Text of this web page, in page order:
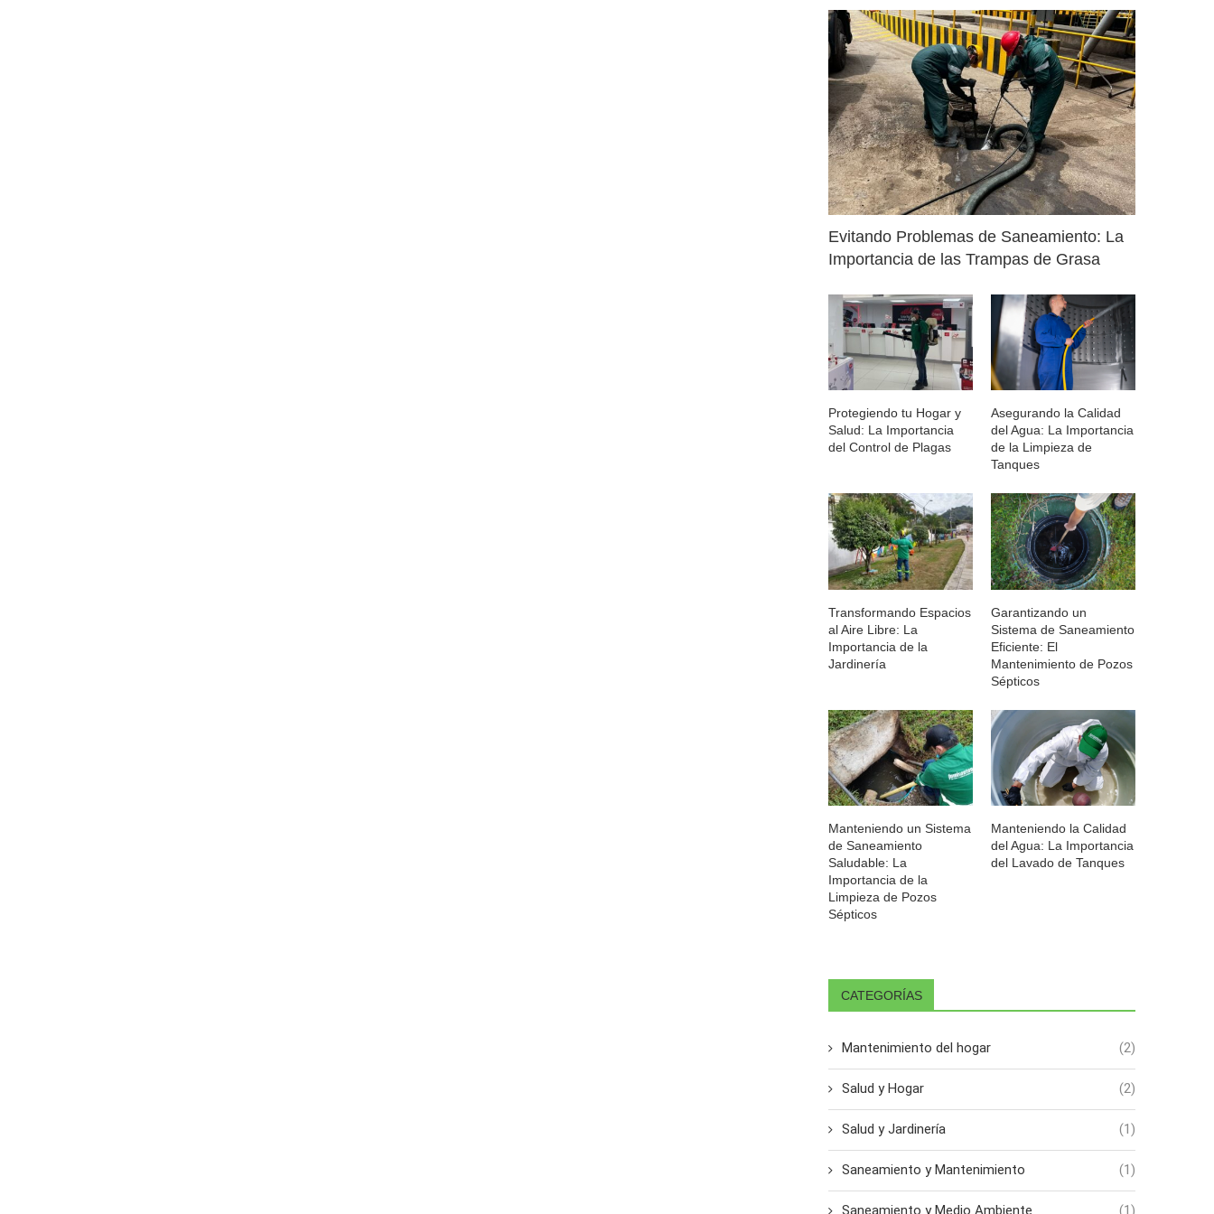
Evitando Problemas de Saneamiento: La
Importancia de las Trampas de Grasa
Protegiendo tu Hogar y
Salud: La Importancia
del Control de Plagas
Asegurando la Calidad
del Agua: La Importancia
de la Limpieza de
Tanques
Transformando Espacios
al Aire Libre: La
Importancia de la
Jardinería
Garantizando un
Sistema de Saneamiento
Eficiente: El
Mantenimiento de Pozos
Sépticos
Manteniendo un Sistema
de Saneamiento
Saludable: La
Importancia de la
Limpieza de Pozos
Sépticos
Manteniendo la Calidad
del Agua: La Importancia
del Lavado de Tanques
CATEGORÍAS
Mantenimiento del hogar (2)
Salud y Hogar (2)
Salud y Jardinería (1)
Saneamiento y Mantenimiento (1)
Saneamiento y Medio Ambiente (1)